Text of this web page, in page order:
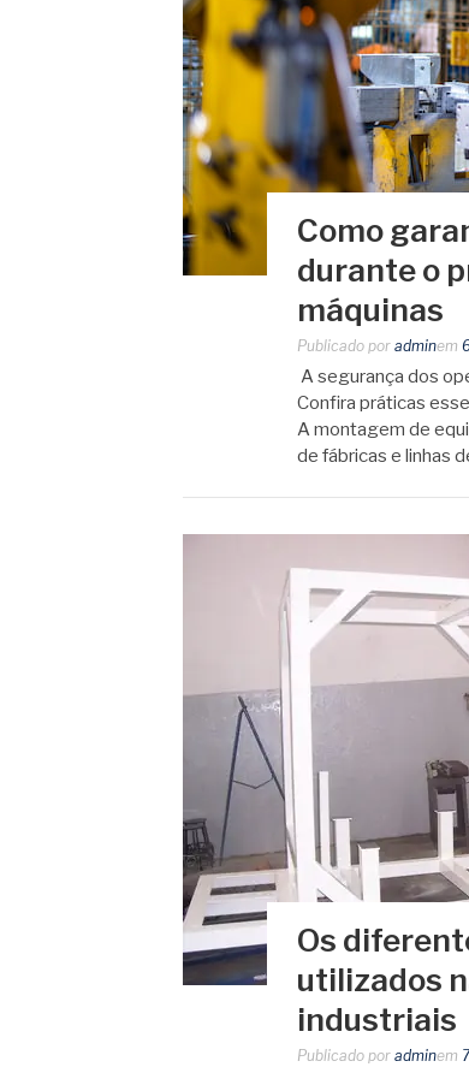
Como
durante o
máquinas
Publicado por adminem
A segurança dos
Confira práticas
A montagem de
de fábricas e linhas
Os
utilizados
industriais
Publicado por adminem